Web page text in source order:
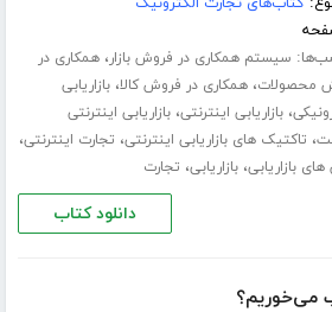
سیستم همکاری در فروش بازار،همکاری در
محصولات،همکاری در فروش کالا،بازاریابی
،بازاریابی اینترنتی،بازاریابی اینترنتی
، تاکتیک های بازاریابی اینترنتی، تجارت اینترنتی،
بازاریابی،بازاریابی، تجارت
دانلود کتاب
می‌خوریم؟